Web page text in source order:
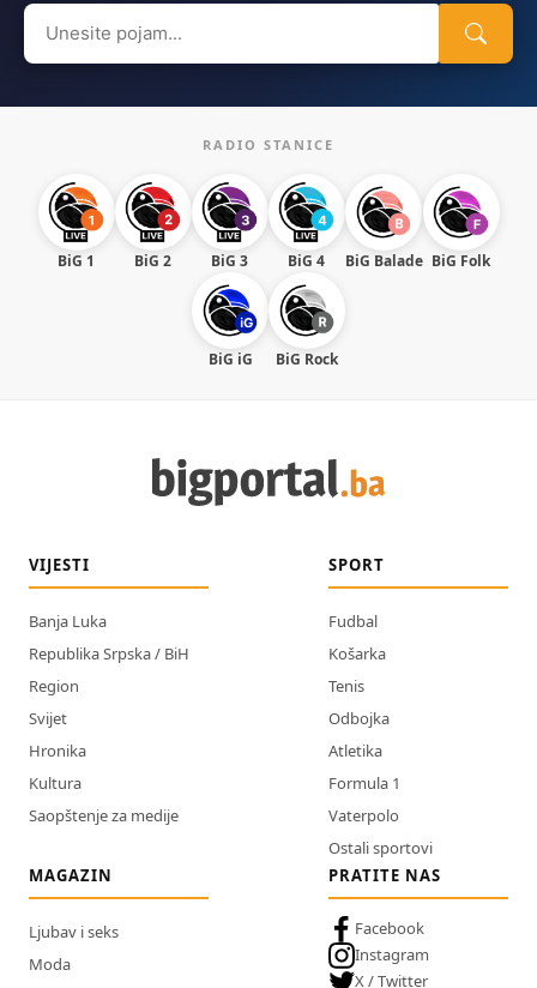
Search
for:
RADIO STANICE
BiG 1 BiG 2 BiG 3 BiG 4 BiG Balade BiG Folk
BiG iG BiG Rock
VIJESTI
Banja Luka
Republika Srpska / BiH
Region
Svijet
Hronika
Kultura
Saopštenje za medije
SPORT
Fudbal
Košarka
Tenis
Odbojka
Atletika
Formula 1
Vaterpolo
Ostali sportovi
MAGAZIN
Ljubav i seks
Moda
PRATITE NAS
Facebook
Instagram
X / Twitter